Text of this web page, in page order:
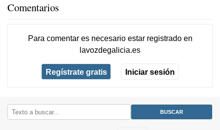
Comentarios
Para comentar es necesario estar registradoen
lavozdegalicia.es
Regístrate gratis Iniciar sesión